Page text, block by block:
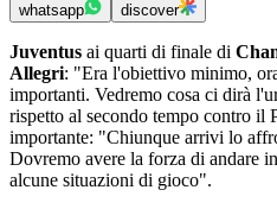
whatsapp discover
Juventus ai quarti di finale di
Allegri: "Era l'obiettivo minimo,
importanti. Vedremo cosa ci dirà
rispetto al secondo tempo contro il
importante: "Chiunque arrivi lo
Dovremo avere la forza di andare
alcune situazioni di gioco".